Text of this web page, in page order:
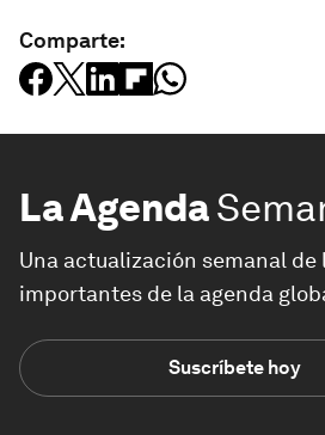
Comparte:
La Agenda
Una actualización semanal de
importantes de la agenda
Suscríbete hoy